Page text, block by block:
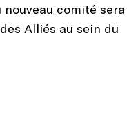
comité sera
Alliés au sein du